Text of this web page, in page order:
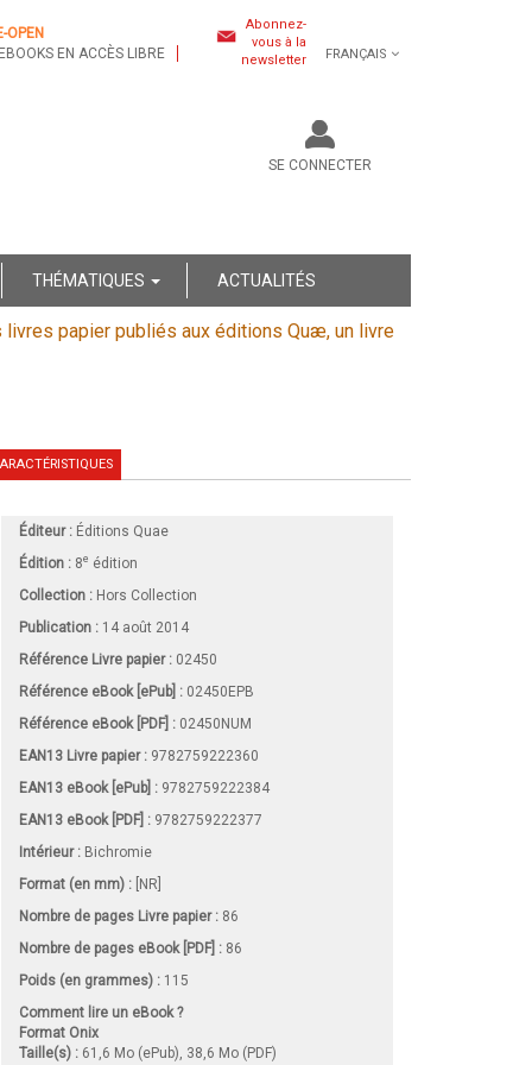
OPEN
EN ACCÈS LIBRE
Abonnez-
vous à la
newsletter
FRANÇAIS
SE CONNECTER
THÉMATIQUES ACTUALITÉS
livres papier publiés aux éditions Quæ, un livre
Éditeur : Éditions Quae
Édition : 8e édition
Collection : Hors Collection
Publication : 14 août 2014
Référence Livre papier : 02450
Référence eBook [ePub] : 02450EPB
Référence eBook [PDF] : 02450NUM
EAN13 Livre papier : 9782759222360
EAN13 eBook [ePub] : 9782759222384
EAN13 eBook [PDF] : 9782759222377
Intérieur : Bichromie
Format (en mm) : [NR]
Nombre de pages Livre papier: 86
Nombre de pages eBook [PDF] : 86
Poids (en grammes) : 115
Comment lire un eBook ?
Format Onix
Taille(s) : 61,6 Mo (ePub), 38,6 Mo (PDF)